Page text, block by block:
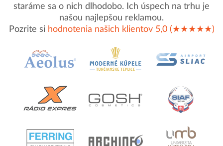
staráme sa o nich dlhodobo. Ich úspech na trhu je
našou najlepšou reklamou.
Pozrite si hodnotenia našich klientov 5,0 (★★★★★)